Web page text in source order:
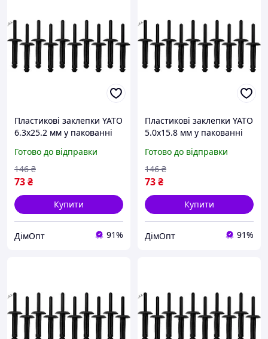
Пластикові заклепки YATO
6.3x25.2 мм у пакованні
кріплення Nylon [250]
Готово до відправки
73₴
146 ₴
Купити
ДімОпт 91%
Пластикові заклепки YATO
5.0x15.8 мм у пакованні
кріплення Nylon [250]
(DW)
Готово до відправки
73₴
146 ₴
Купити
ДімОпт 91%